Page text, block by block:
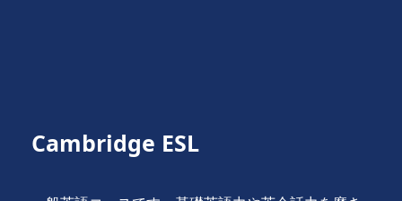
Cambridge ESL